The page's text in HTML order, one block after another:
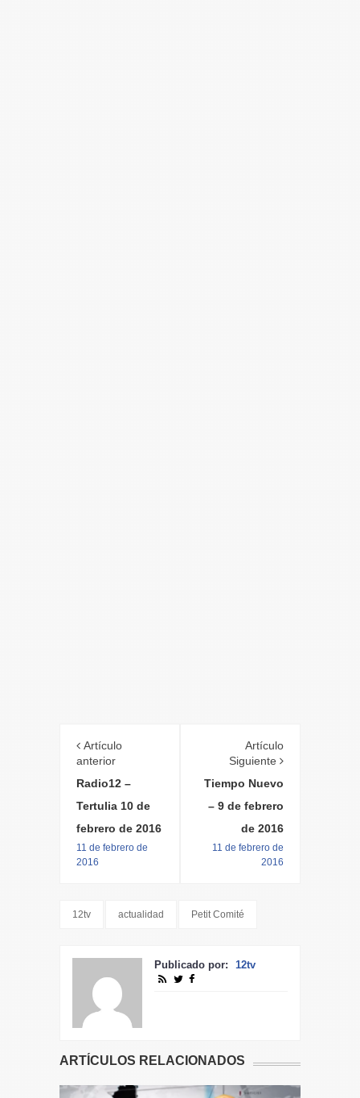
Artículo
anterior
Radio12 –
Tertulia 10 de
febrero de 2016
11 de febrero de
2016
Artículo
Siguiente
Tiempo Nuevo
– 9 de febrero
de 2016
11 de febrero de
2016
12tv actualidad Petit Comité
Publicado por: 12tv
ARTÍCULOS RELACIONADOS